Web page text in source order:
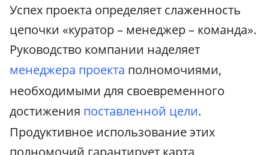
Успех проекта определяет слаженность
цепочки «куратор – менеджер – команда».
Руководство компании наделяет
менеджера проекта полномочиями,
необходимыми для своевременного
достижения поставленной цели.
Продуктивное использование этих
полномочий гарантирует карта